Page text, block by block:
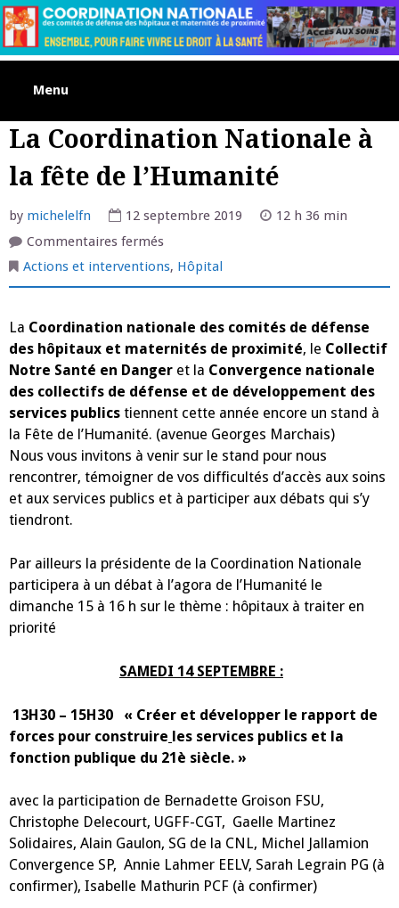
Skip
to
content
Menu
La Coordination Nationale à
la fête de l’Humanité
by michelelfn 12 septembre 2019
12 h 36 min
Commentaires ferméssur
Coordination
Nationale
à
de
l’Humanité
Actions et interventions, Hôpital
La Coordination nationale des comités de défense
des hôpitaux et maternités de proximité, le Collectif
Notre Santé en Danger et la Convergence nationale
des collectifs de défense et de développement des
services publics tiennent cette année encore un stand à
la Fête de l’Humanité. (avenue Georges Marchais)
Nous vous invitons à venir sur le stand pour nous
rencontrer, témoigner de vos difficultés d’accès aux soins
et aux services publics et à participer aux débats qui s’y
tiendront.
Par ailleurs la présidente de la Coordination Nationale
participera à un débat à l’agora de l’Humanité le
dimanche 15 à 16 h sur le thème : hôpitaux à traiter en
priorité
SAMEDI 14 SEPTEMBRE :
13H30 – 15H30
« Créer et développer le rapport de
forces pour construire les services publics et la
fonction publique du 21è siècle. »
avec la participation de Bernadette Groison FSU,
Christophe Delecourt, UGFF-CGT, Gaelle Martinez
Solidaires, Alain Gaulon, SG de la CNL, Michel Jallamion
Convergence SP, Annie Lahmer EELV, Sarah Legrain PG (à
confirmer), Isabelle Mathurin PCF (à confirmer)